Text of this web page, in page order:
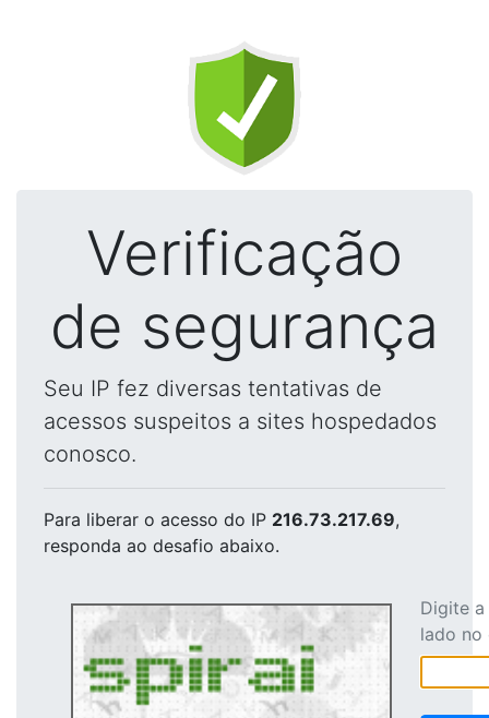
Verificação
de segurança
Seu IP fez diversas tentativas de
acessos suspeitos a sites hospedados
conosco.
Para liberar o acesso do IP 216.73.217.69,
responda ao desafio abaixo.
Digite
lado no